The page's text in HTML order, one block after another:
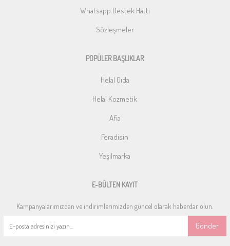
Whatsapp Destek Hattı
Sözleşmeler
POPÜLER BAŞLIKLAR
Helal Gıda
Helal Kozmetik
Afia
Feradisin
Yeşilmarka
E-BÜLTEN KAYIT
Kampanyalarımızdan ve indirimlerimizden güncel olarak haberdar olun.
Gönder